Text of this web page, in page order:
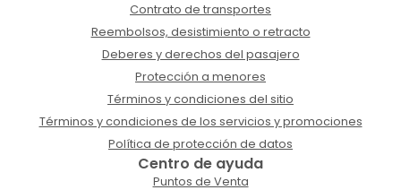
Contrato de transportes
Reembolsos, desistimiento o retracto
Deberes y derechos del pasajero
Protección a menores
Términos y condiciones del sitio
Términos y condiciones de los servicios y promociones
Política de protección de datos
Centro de ayuda
Puntos de Venta